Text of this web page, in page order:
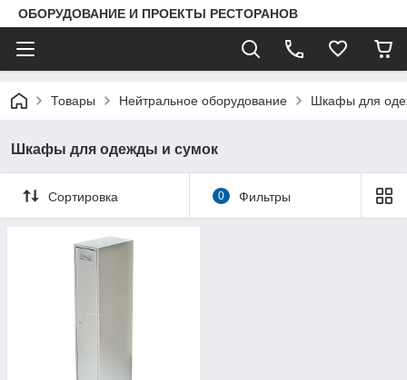
ОБОРУДОВАНИЕ И ПРОЕКТЫ РЕСТОРАНОВ
Товары Нейтральное оборудование Шкафы для
Шкафы для одежды и сумок
Сортировка 0 Фильтры